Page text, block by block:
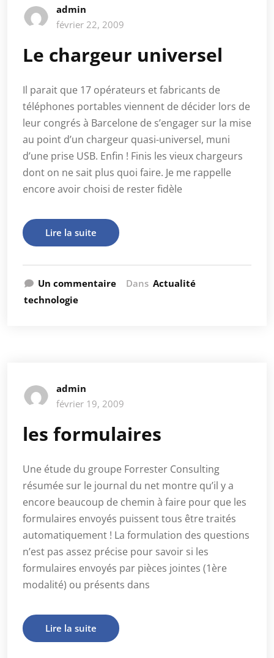
admin
février 22, 2009
Le chargeur universel
Il parait que 17 opérateurs et fabricants de
téléphones portables viennent de décider lors de
leur congrés à Barcelone de s’engager sur la mise
au point d’un chargeur quasi-universel, muni
d’une prise USB. Enfin ! Finis les vieux chargeurs
dont on ne sait plus quoi faire. Je me rappelle
encore avoir choisi de rester fidèle
Lire la suite
Un commentaire Dans Actualité
technologie
admin
février 19, 2009
les formulaires
Une étude du groupe Forrester Consulting
résumée sur le journal du net montre qu’il y a
encore beaucoup de chemin à faire pour que les
formulaires envoyés puissent tous être traités
automatiquement ! La formulation des questions
n’est pas assez précise pour savoir si les
formulaires envoyés par pièces jointes (1ère
modalité) ou présents dans
Lire la suite